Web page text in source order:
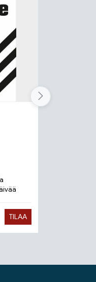
TILAA